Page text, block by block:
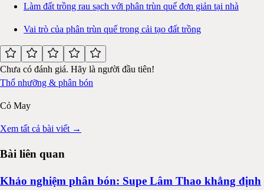
Làm đất trồng rau sạch với phân trùn quế đơn giản tại nhà
Vai trò của phân trùn quế trong cải tạo đất trồng
Chưa có đánh giá. Hãy là người đầu tiên!
Thổ nhưỡng & phân bón
Cỏ May
Xem tất cả bài viết →
Bài liên quan
Khảo nghiệm phân bón: Supe Lâm Thao khẳng định